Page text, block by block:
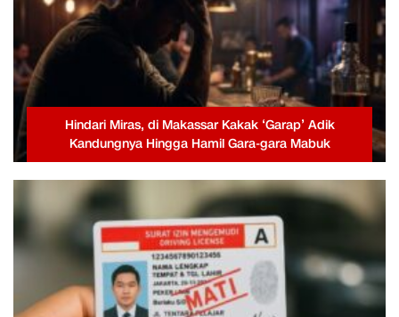
Hindari Miras, di Makassar Kakak ‘Garap’ Adik
Kandungnya Hingga Hamil Gara-gara Mabuk